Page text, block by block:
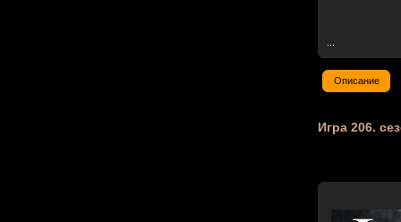
Описание
Игра 206.